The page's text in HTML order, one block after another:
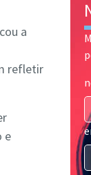
a
refletir
e